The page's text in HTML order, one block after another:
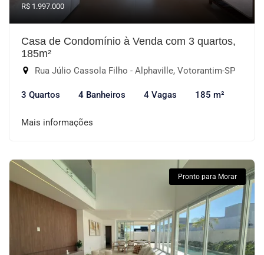
R$ 1.997.000
Casa de Condomínio à Venda com 3 quartos,
185m²
Rua Júlio Cassola Filho - Alphaville, Votorantim-SP
3 Quartos 4 Banheiros 4 Vagas 185 m²
Mais informações
Pronto para Morar